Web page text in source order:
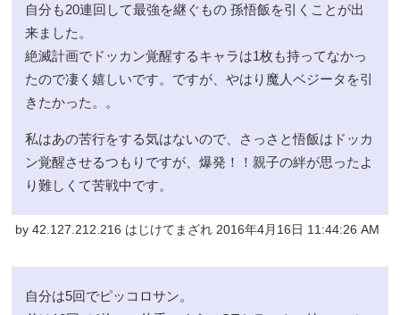
自分も20連回して最強を継ぐもの 孫悟飯を引くことが出
来ました。
絶滅計画でドッカン覚醒するキャラは1枚も持ってなかっ
たので凄く嬉しいです。ですが、やはり魔人ベジータを引
きたかった。。
私はあの苦行をする気はないので、さっさと悟飯はドッカ
ン覚醒させるつもりですが、爆発！！親子の絆が思ったよ
り難しくて苦戦中です。
by 42.127.212.216 はじけてまざれ 2016年4月16日 11:44:26 AM
自分は5回でピッコロサン。